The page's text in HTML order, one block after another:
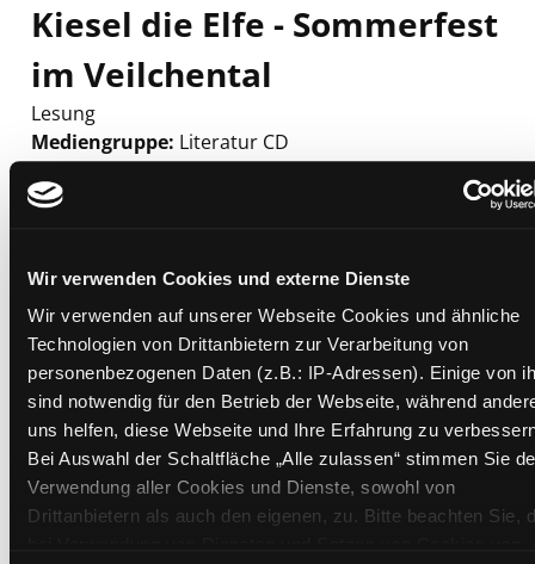
Wir verwenden Cookies und externe Dienste
Wir verwenden auf unserer Webseite Cookies und ähnliche
Technologien von Drittanbietern zur Verarbeitung von
personenbezogenen Daten (z.B.: IP-Adressen). Einige von
sind notwendig für den Betrieb der Webseite, während
uns helfen, diese Webseite und Ihre Erfahrung zu
Bei Auswahl der Schaltfläche „Alle zulassen“ stimmen Sie
Verwendung aller Cookies und Dienste, sowohl von
Drittanbietern als auch den eigenen, zu. Bitte beachten Sie,
Kiesel die Elfe - Sommerfest
im Veilchental
Lesung
Mediengruppe: Literatur CD
Verfasser:Suche nach diesem Verfasser
Blazon, Nina
Mehr Informationen ein-/ausblenden
Exemplare
Zweigstelle: West - Eggenberg
Signatur: TD.JE.J BLA
Standort 2:
Ausleihe